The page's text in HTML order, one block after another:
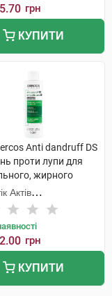
грн
КУПИТИ
Anti dandruff DS
проти лупи для
жирного
та подразненої
200 мл 1
Актів
грн
КУПИТИ